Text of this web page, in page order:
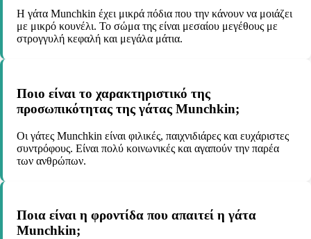
Η γάτα Munchkin έχει μικρά πόδια που την κάνουν να μοιάζει
με μικρό κουνέλι. Το σώμα της είναι μεσαίου μεγέθους με
στρογγυλή κεφαλή και μεγάλα μάτια.
Ποιο είναι το χαρακτηριστικό της
προσωπικότητας της γάτας Munchkin;
Οι γάτες Munchkin είναι φιλικές, παιχνιδιάρες και ευχάριστες
συντρόφους. Είναι πολύ κοινωνικές και αγαπούν την παρέα
των ανθρώπων.
Ποια είναι η φροντίδα που απαιτεί η γάτα
Munchkin;